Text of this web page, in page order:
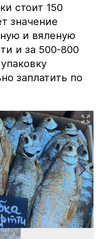
стоит 150
значение
и вяленую
и за 500-800
заплатить по